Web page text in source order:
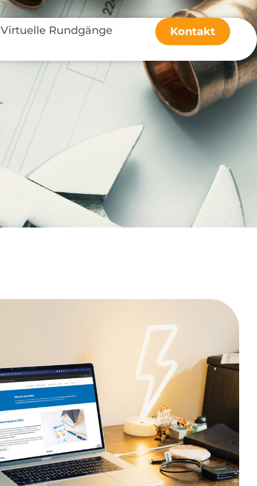
Virtuelle Rundgänge Kontakt